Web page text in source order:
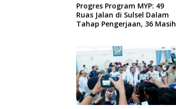
Progres Program MYP: 49
Ruas Jalan di Sulsel Dalam
Tahap Pengerjaan, 36 Masih